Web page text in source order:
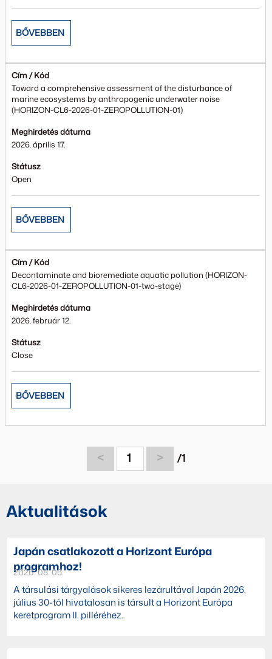
BŐVEBBEN
Cím / Kód
Toward a comprehensive assessment of the disturbance of
marine ecosystems by anthropogenic underwater noise
(HORIZON-CL6-2026-01-ZEROPOLLUTION-01)
Meghirdetés dátuma
2026. április 17.
Státusz
Open
BŐVEBBEN
Cím / Kód
Decontaminate and bioremediate aquatic pollution (HORIZON-
CL6-2026-01-ZEROPOLLUTION-01-two-stage)
Meghirdetés dátuma
2026. február 12.
Státusz
Close
BŐVEBBEN
< 1 > /1
Aktualitások
Japán csatlakozott a Horizont Európa
programhoz!
2026. 08. 05.
A társulási tárgyalások sikeres lezárultával Japán 2026.
július 30-tól hivatalosan is társult a Horizont Európa
keretprogram II. pilléréhez.